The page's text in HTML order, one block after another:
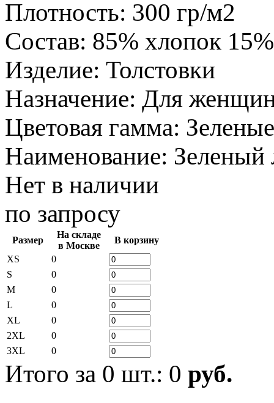
Плотность: 300 гр/м2
Состав: 85% хлопок
Изделие: Толстовки
Назначение: Для
Цветовая гамма: Зеленые
Наименование:
Нет в наличии
по запросу
Размер
На складе
в Москве
В корзину
XS
0
S
0
M
0
L
0
XL
0
2XL
0
3XL
0
Итого за 0 шт.: 0 руб.